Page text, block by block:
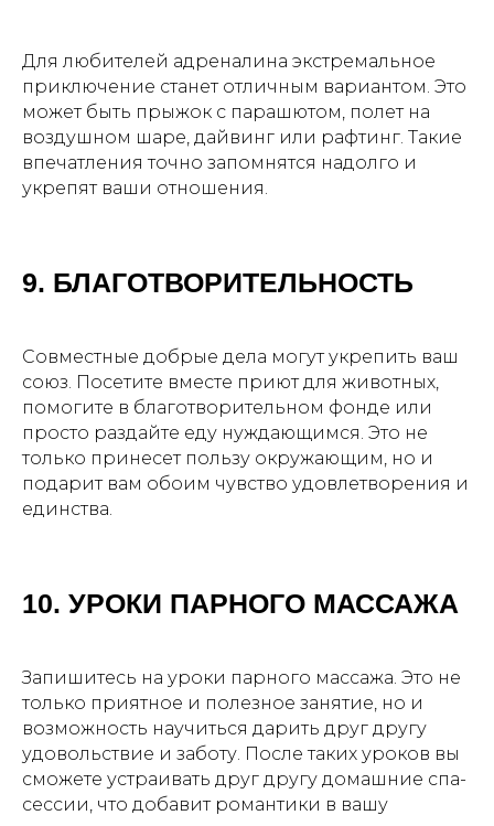
Для любителей адреналина экстремальное
приключение станет отличным вариантом. Это
может быть прыжок с парашютом, полет на
воздушном шаре, дайвинг или рафтинг. Такие
впечатления точно запомнятся надолго и
укрепят ваши отношения.
9. БЛАГОТВОРИТЕЛЬНОСТЬ
Совместные добрые дела могут укрепить ваш
союз. Посетите вместе приют для животных,
помогите в благотворительном фонде или
просто раздайте еду нуждающимся. Это не
только принесет пользу окружающим, но и
подарит вам обоим чувство удовлетворения и
единства.
10. УРОКИ ПАРНОГО МАССАЖА
Запишитесь на уроки парного массажа. Это не
только приятное и полезное занятие, но и
возможность научиться дарить друг другу
удовольствие и заботу. После таких уроков вы
сможете устраивать друг другу домашние спа-
сессии, что добавит романтики в вашу
ЛОФТЫ НАПРЯМУЮ
ОТ ВЛАДЕЛЬЦЕВ
ЗАКУСКИ И ФУРШЕТНЫЕ
НАБОРЫ, ГОТОВЫЕ К ВАШЕМУ
СОБЫТИЮ
подробнее